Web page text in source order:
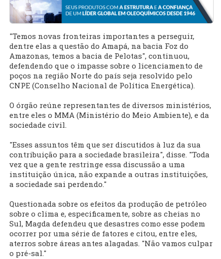
"Temos novas fronteiras importantes a perseguir,
dentre elas a questão do Amapá, na bacia Foz do
Amazonas, temos a bacia de Pelotas", continuou,
defendendo que o impasse sobre o licenciamento de
poços na região Norte do país seja resolvido pelo
CNPE (Conselho Nacional de Política Energética).
O órgão reúne representantes de diversos ministérios,
entre eles o MMA (Ministério do Meio Ambiente), e da
sociedade civil.
"Esses assuntos têm que ser discutidos à luz da sua
contribuição para a sociedade brasileira", disse. "Toda
vez que a gente restringe essa discussão a uma
instituição única, não expande a outras instituições,
a sociedade sai perdendo."
Questionada sobre os efeitos da produção de petróleo
sobre o clima e, especificamente, sobre as cheias no
Sul, Magda defendeu que desastres como esse podem
ocorrer por uma série de fatores e citou, entre eles,
aterros sobre áreas antes alagadas. "Não vamos culpar
o pré-sal."